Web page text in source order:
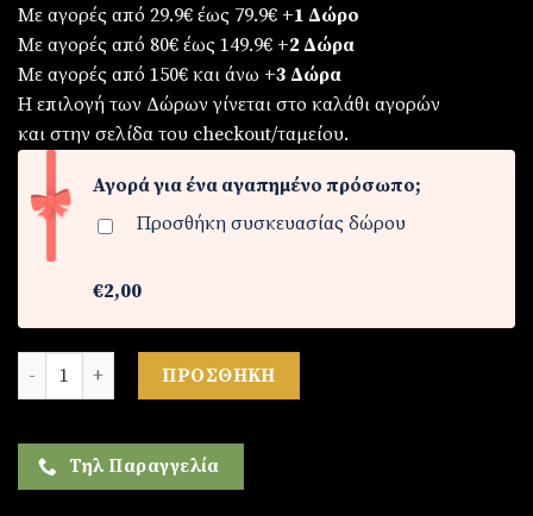
Με αγορές από 29.9€ έως 79.9€ +1 Δώρο
Με αγορές από 80€ έως 149.9€ +2 Δώρα
Με αγορές από 150€ και άνω +3 Δώρα
Η επιλογή των Δώρων γίνεται στο καλάθι αγορών
και στην σελίδα του checkout/ταμείου.
Αγορά για ένα αγαπημένο πρόσωπο;
Προσθήκη συσκευασίας δώρου
€2,00
Σετ Ανδρικό-ρολόι - βραχιόλι ( τριπλή σειρά ) -σταυρός
ΠΡΟΣΘΉΚΗ
Τηλ Παραγγελία